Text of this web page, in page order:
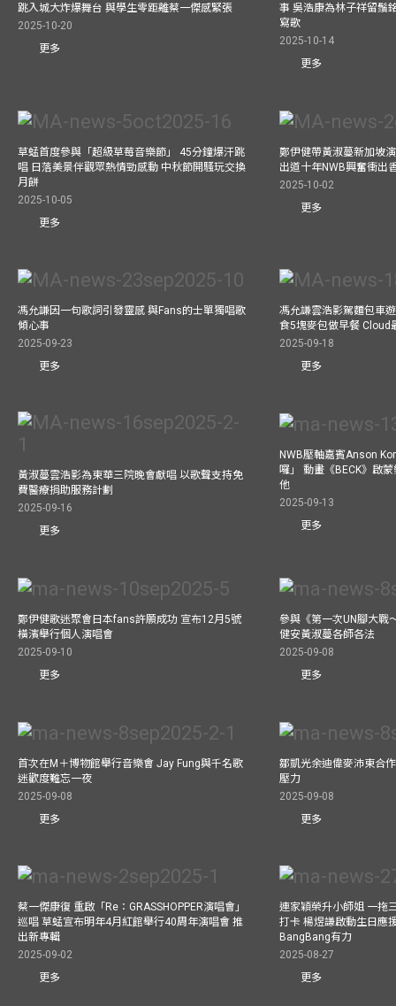
跳入城大炸爆舞台 與學生零距離蔡一傑感緊張
2025-10-20
更多
事 吳浩康為林子祥留鬚
寫歌
2025-10-14
更多
草蜢首度參與「超級草莓音樂節」 45分鐘爆汗跳
唱 日落美景伴觀眾熱情勁感動 中秋節開騷玩交換
月餅
2025-10-05
更多
鄭伊健帶黃淑蔓新加坡
出道十年NWB興奮衝出
2025-10-02
更多
馮允謙因一句歌詞引發靈感 與Fans的士單獨唱歌
傾心事
2025-09-23
更多
馮允謙雲浩影駕麵包車
食5塊麥包做早餐 Cloud
2025-09-18
更多
黃淑蔓雲浩影為東華三院晚會獻唱 以歌聲支持免
費醫療捐助服務計劃
2025-09-16
更多
NWB壓軸嘉賓Anson
囉」 動畫《BECK》啟
他
2025-09-13
更多
鄭伊健歌迷聚會日本fans許願成功 宣布12月5號
橫濱舉行個人演唱會
2025-09-10
更多
參與《第一次UN腳大戰
健安黃淑蔓各師各法
2025-09-08
更多
首次在M＋博物館舉行音樂會 Jay Fung與千名歌
迷歡度難忘一夜
2025-09-08
更多
鄒凱光余迪偉麥沛東合
壓力
2025-09-08
更多
蔡一傑康復 重啟「Re：GRASSHOPPER演唱會」
巡唱 草蜢宣布明年4月紅館舉行40周年演唱會 推
出新專輯
2025-09-02
更多
連家穎榮升小師姐 一拖
打卡 楊煜謙啟動生日應
BangBang有力
2025-08-27
更多